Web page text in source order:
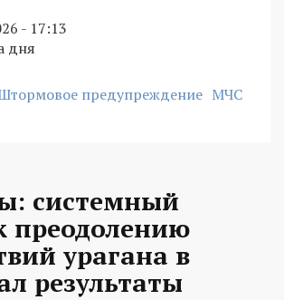
- 17:13
дня
предупреждение МЧС
системный
преодолению
урагана в
результаты